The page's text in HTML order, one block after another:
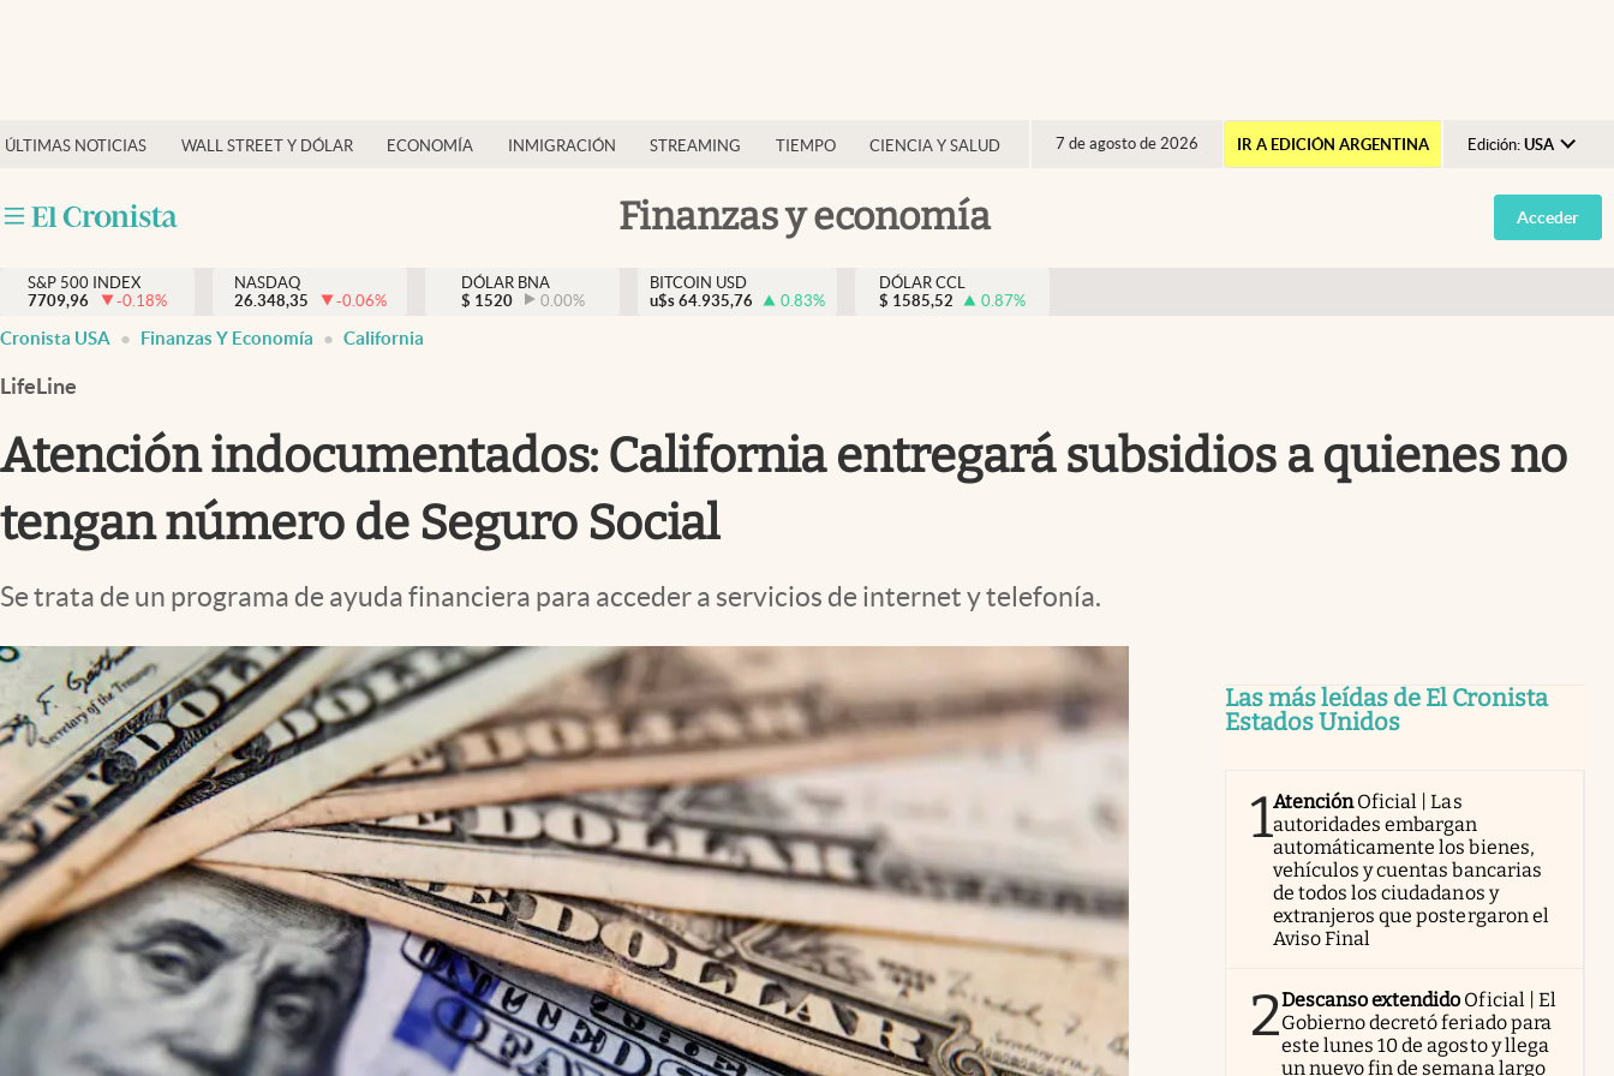
ÚLTIMAS NOTICIAS WALL STREET Y DÓLAR ECONOMÍA INMIGRACIÓN STREAMING TIEMPO CIENCIA Y SALUD 7 de agosto de 2026 IR A EDICIÓN ARGENTINA Edición: USA
Argentina
España
Finanzas y economía
Finanzas y economía
Inmigración
Trending
Streaming
PC y mobile
Acceder
S&P 500 INDEX
7709,96
-0.18%
NASDAQ
26.348,35
-0.06%
DÓLAR BNA
$ 1520 0.00%
BITCOIN USD
u$s 64.935,76 0.83%
DÓLAR CCL
$ 1585,52 0.87%
Cronista USA Finanzas Y Economía California
LifeLine
Atención indocumentados: California entregará subsidios a quienes no
tengan número de Seguro Social
Se trata de un programa de ayuda financiera para acceder a servicios de internet y telefonía.
Las más leídas de El Cronista
Estados Unidos
1AtenciónOficial | Las
autoridades embargan
automáticamente los bienes,
vehículos y cuentas bancarias
de todos los ciudadanos y
extranjeros que postergaron el
Aviso Final
2Descanso extendido Oficial | El
Gobierno decretó feriado para
este lunes 10 de agosto y llega
un nuevo fin de semana largo